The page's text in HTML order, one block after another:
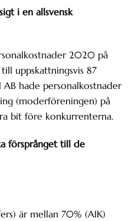
i en allsvensk
2020 på
uppskattningsvis 87
hade personalkostnader
(moderföreningen) på
bit före konkurrenterna.
försprånget till de
är mellan 70% (AIK)